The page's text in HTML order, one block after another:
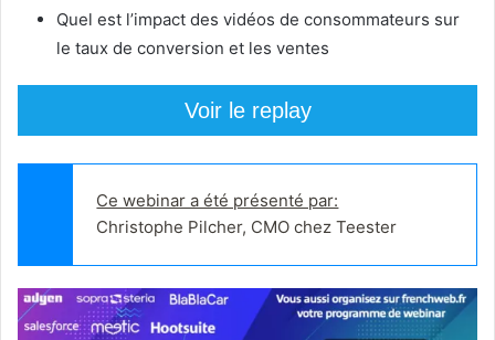
Quel est l’impact des vidéos de consommateurs sur
le taux de conversion et les ventes
Voir le replay
Ce webinar a été présenté par:
Christophe Pilcher, CMO chez Teester